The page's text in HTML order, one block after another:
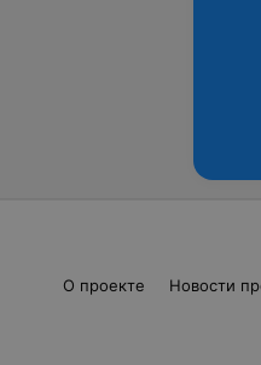
О проекте Новости